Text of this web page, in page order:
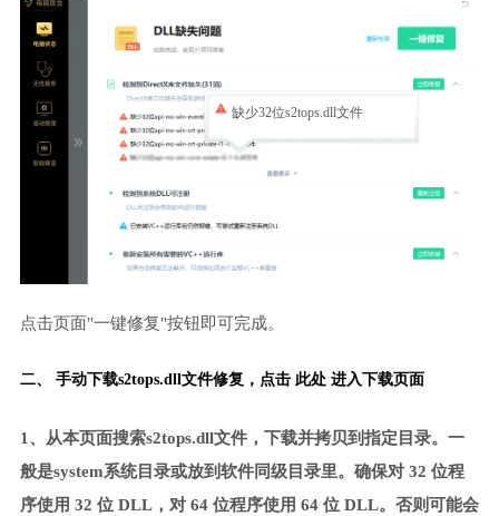
缺少32位s2tops.dll文件
点击页面"一键修复"按钮即可完成。
二、 手动下载s2tops.dll文件修复， 点击 此处 进入下载页面
1、从本页面搜索s2tops.dll文件，下载并拷贝到指定目录。一
般是system系统目录或放到软件同级目录里。确保对 32 位程
序使用 32 位 DLL，对 64 位程序使用 64 位 DLL。否则可能会